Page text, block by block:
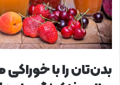
بدن‌تان را با